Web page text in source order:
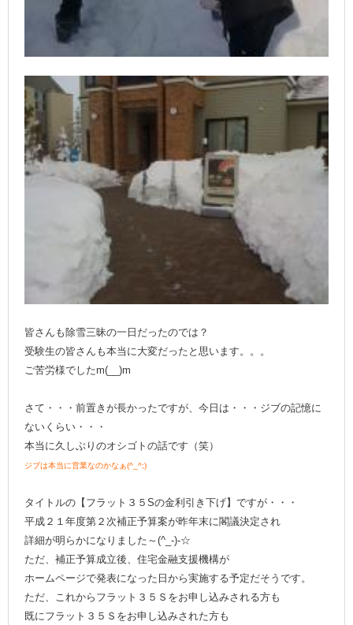
皆さんも除雪三昧の一日だったのでは？
受験生の皆さんも本当に大変だったと思います。。。
ご苦労様でしたm(__)m
さて・・・前置きが長かったですが、今日は・・・ジブの記憶に
ないくらい・・・
本当に久しぶりのオシゴトの話です（笑）
ジブは本当に営業なのかなぁ(^_^;)
タイトルの【フラット３５Sの金利引き下げ】ですが・・・
平成２１年度第２次補正予算案が昨年末に閣議決定され
詳細が明らかになりました～(^_-)-☆
ただ、補正予算成立後、住宅金融支援機構が
ホームページで発表になった日から実施する予定だそうです。
ただ、これからフラット３５Ｓをお申し込みされる方も
既にフラット３５Ｓをお申し込みされた方も